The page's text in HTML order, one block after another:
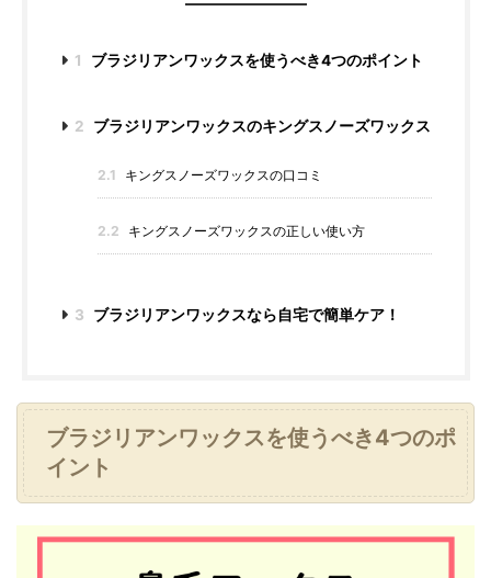
1 ブラジリアンワックスを使うべき4つのポイント
2 ブラジリアンワックスのキングスノーズワックス
2.1 キングスノーズワックスの口コミ
2.2 キングスノーズワックスの正しい使い方
3 ブラジリアンワックスなら自宅で簡単ケア！
ブラジリアンワックスを使うべき4つのポ
イント